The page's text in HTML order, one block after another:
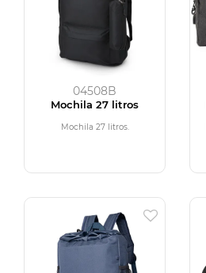
04508B
Mochila 27 litros
Mochila 27 litros.